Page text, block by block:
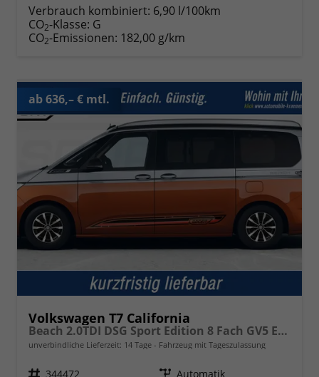
Verbrauch kombiniert: 6,90 l/100km
CO2-Klasse: G
CO2-Emissionen: 182,00 g/km
ab 636,– € mtl.
Volkswagen T7 California
Beach 2.0TDI DSG Sport Edition 8 Fach GV5 Elegance+
unverbindliche Lieferzeit: 14 Tage Fahrzeug mit Tageszulassung
Fahrzeugnr. 344472 Getriebe Automatik